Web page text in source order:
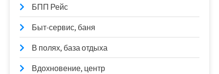
БПП Рейс
Быт-сервис, баня
В полях, база отдыха
Вдохновение, центр